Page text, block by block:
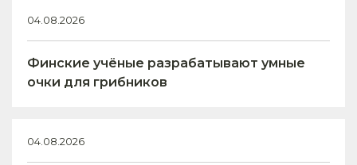
04.08.2026
Финские учёные разрабатывают умные
очки для грибников
04.08.2026